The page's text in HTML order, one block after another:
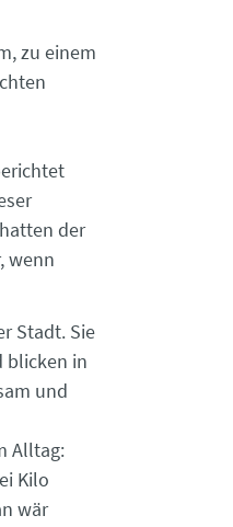
zu einem
der
wenn
Stadt. Sie
blicken in
und
Alltag:
Kilo
wär